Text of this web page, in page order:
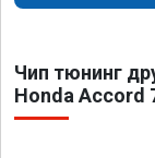
Чип тюнинг
Honda Accord